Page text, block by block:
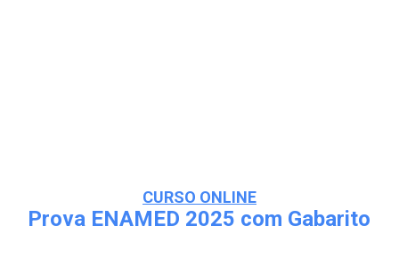
CURSO ONLINE
Prova ENAMED 2025 com Gabarito